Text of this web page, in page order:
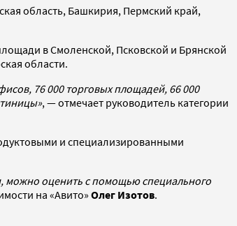
область, Башкирия, Пермский край,
в Смоленской, Псковской и Брянской
области.
76 000 торговых площадей, 66 000
, — отмечает руководитель категории
и специализированными
можно оценить с помощью специального
на «Авито»Олег Изотов.